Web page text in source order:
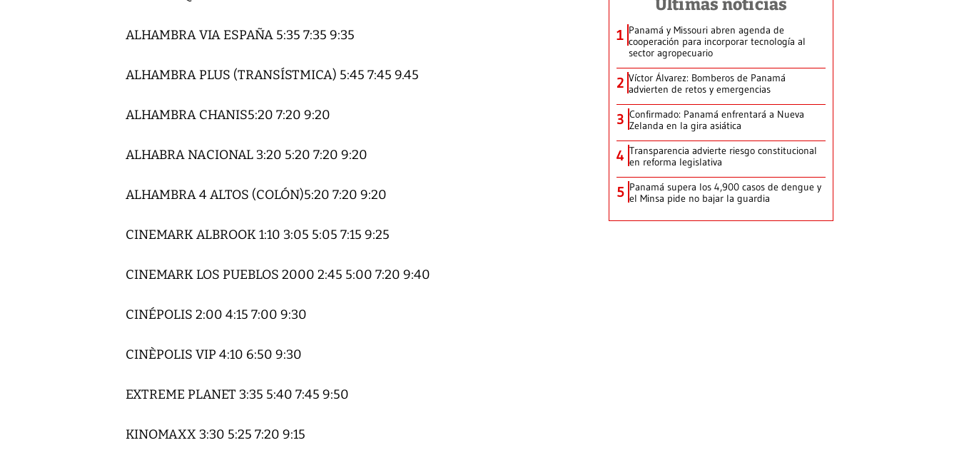
ALHAMBRA VIA ESPAÑA 5:35 7:35 9:35
ALHAMBRA PLUS (TRANSÍSTMICA) 5:45 7:45 9.45
ALHAMBRA CHANIS5:20 7:20 9:20
ALHABRA NACIONAL 3:20 5:20 7:20 9:20
ALHAMBRA 4 ALTOS (COLÓN)5:20 7:20 9:20
CINEMARK ALBROOK 1:10 3:05 5:05 7:15 9:25
CINEMARK LOS PUEBLOS 2000 2:45 5:00 7:20 9:40
CINÉPOLIS 2:00 4:15 7:00 9:30
CINÈPOLIS VIP 4:10 6:50 9:30
EXTREME PLANET 3:35 5:40 7:45 9:50
KINOMAXX 3:30 5:25 7:20 9:15
1 Panamá y Missouri abren agenda de
cooperación para incorporar tecnología al
sector agropecuario
2 Víctor Álvarez: Bomberos de Panamá
advierten de retos y emergencias
3 Confirmado: Panamá enfrentará a Nueva
Zelanda en la gira asiática
4 Transparencia advierte riesgo constitucional
en reforma legislativa
5 Panamá supera los 4,900 casos de dengue y
el Minsa pide no bajar la guardia